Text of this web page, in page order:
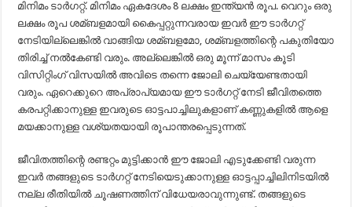
മിനിമം ടാര്‍ഗറ്റ്. മിനിമം ഏകദേശം 8 ലക്ഷം ഇന്ത്യന്‍ രൂപ. വെറും ഒരു
ലക്ഷം രൂപ ശമ്ബളമായി കൈപ്പറ്റുന്നവരായ ഇവര്‍ ഈ ടാര്‍ഗറ്റ്
നേടിയില്ലെങ്കില്‍ വാങ്ങിയ ശമ്ബളമോ, ശമ്ബളത്തിന്റെ പകുതിയോ
തിരിച്ച്‌ നല്‍കേണ്ടി വരും. അല്ലെങ്കില്‍ ഒരു മൂന്ന് മാസം കൂടി
വിസിറ്റിംഗ് വിസയില്‍ അവിടെ തന്നെ ജോലി ചെയ്യേണ്ടതായി
വരും. ഏറെക്കുറെ അപ്രാപ്യമായ ഈ ടാര്‍ഗറ്റ് നേടി ജീവിതത്തെ
കരപറ്റിക്കാനുള്ള ഇവരുടെ ഓട്ടപാച്ചിലുകളാണ് കണ്ണുകളില്‍ ആളെ
മയക്കാനുള്ള വശ്യതയായി രൂപാന്തരപ്പെടുന്നത്.
ജീവിതത്തിന്റെ രണ്ടറ്റം മുട്ടിക്കാന്‍ ഈ ജോലി എടുക്കേണ്ടി വരുന്ന
ഇവര്‍ തങ്ങളുടെ ടാര്‍ഗറ്റ് നേടിയെടുക്കാനുള്ള ഓട്ടപ്പാച്ചിലിനിടയില്‍
നല്ല രീതിയില്‍ ചൂഷണത്തിന് വിധേയരാവുന്നുണ്ട്. തങ്ങളുടെ